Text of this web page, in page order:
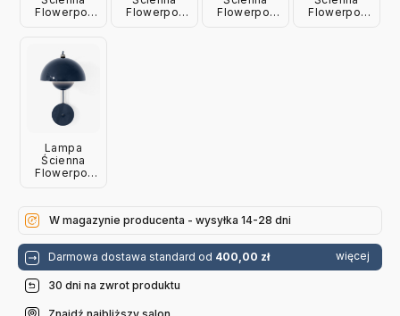
Flowerpot
Flowerpot
Flowerpot
Flowerpot
Lampa
Ścienna
Flowerpot
Andtradition
W magazynie producenta - wysyłka 14-28 dni
Darmowa dostawa standard od 400,00 zł więcej
30 dni na zwrot produktu